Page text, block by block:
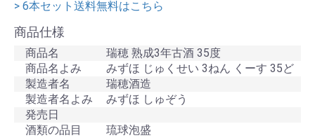
> 6本セット送料無料はこちら
商品仕様
商品名
瑞穂 熟成3年古酒 35度
商品名よみ
みずほ じゅくせい 3ねん くーす 35ど
製造者名
瑞穂酒造
製造者名よみ
みずほ しゅぞう
発売日
酒類の品目
琉球泡盛